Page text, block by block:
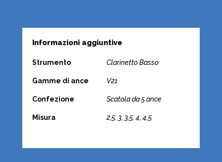
Informazioni aggiuntive
Strumento Clarinetto Basso
Gamme di ance V21
Confezione Scatola da 5 ance
Misura 2,5, 3, 3,5, 4, 4,5